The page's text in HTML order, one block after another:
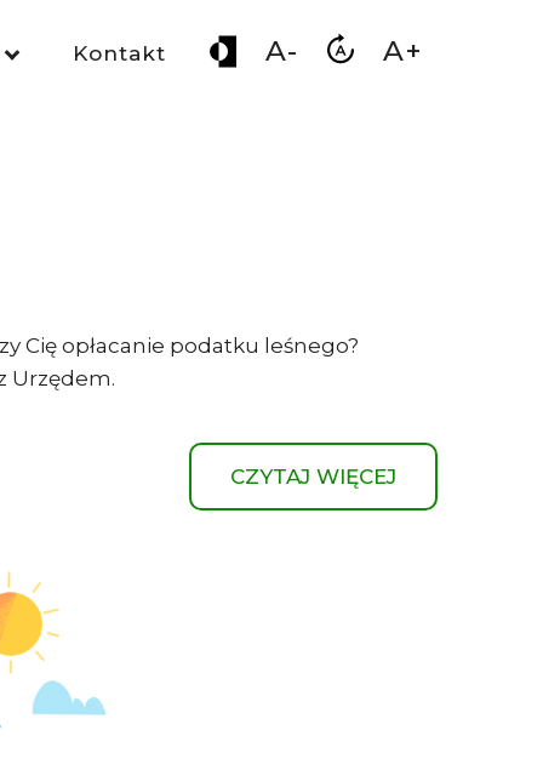
Kontakt A- A+
Cię opłacanie podatku leśnego?
Urzędem.
CZYTAJ WIĘCEJ